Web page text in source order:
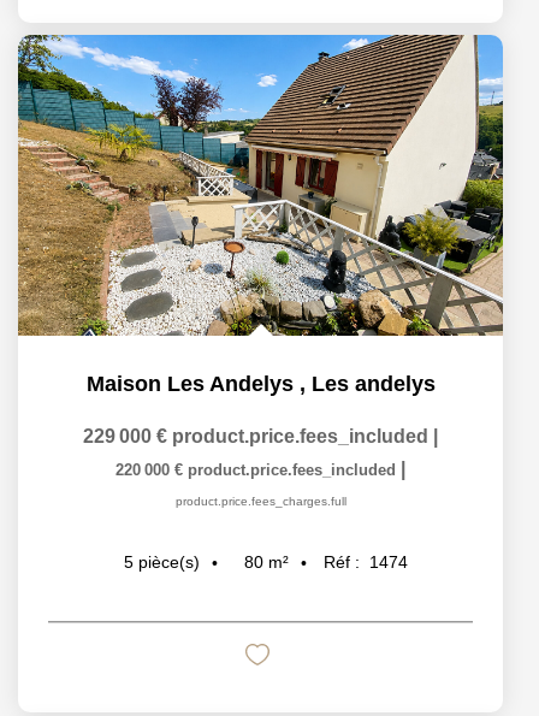
Maison Les Andelys , Les andelys
229 000 € product.price.fees_included
220 000 € product.price.fees_included
product.price.fees_charges.full
5 pièce(s) 80 m² Réf : 1474